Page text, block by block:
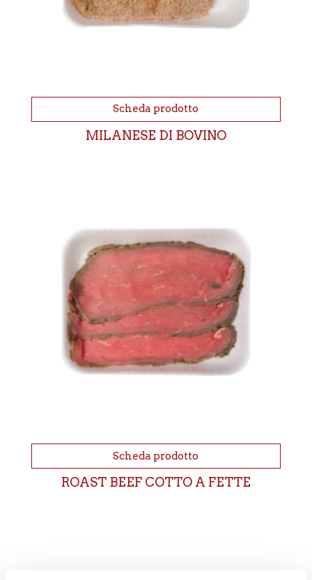
Scheda prodotto
MILANESE DI BOVINO
Scheda prodotto
ROAST BEEF COTTO A FETTE